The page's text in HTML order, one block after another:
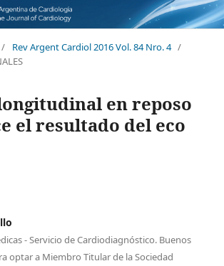
/ Rev Argent Cardiol 2016 Vol. 84 Nro. 4 /
en reposo
el resultado del eco
- Servicio de Cardiodiagnóstico. Buenos
optar a Miembro Titular de la Sociedad